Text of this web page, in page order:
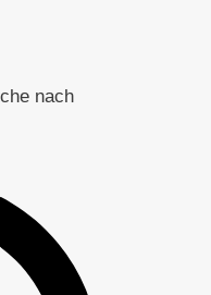
nach